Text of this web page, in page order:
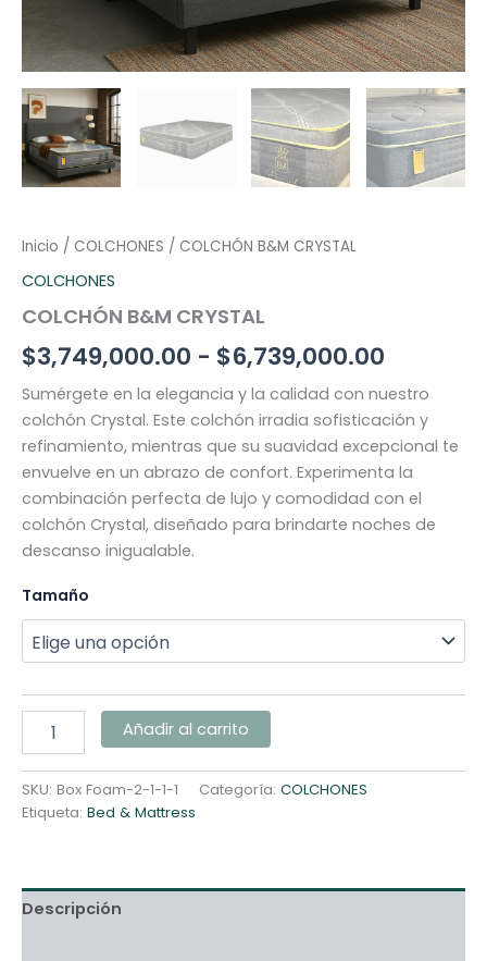
Inicio / COLCHONES / COLCHÓN B&M CRYSTAL
COLCHONES
COLCHÓN B&M CRYSTAL
$3,749,000.00 - $6,739,000.00
Sumérgete en la elegancia y la calidad con nuestro
colchón Crystal. Este colchón irradia sofisticación y
refinamiento, mientras que su suavidad excepcional te
envuelve en un abrazo de confort. Experimenta la
combinación perfecta de lujo y comodidad con el
colchón Crystal, diseñado para brindarte noches de
descanso inigualable.
Tamaño
Añadir al carrito
SKU: Box Foam-2-1-1-1 Categoría: COLCHONES
Etiqueta: Bed & Mattress
Descripción